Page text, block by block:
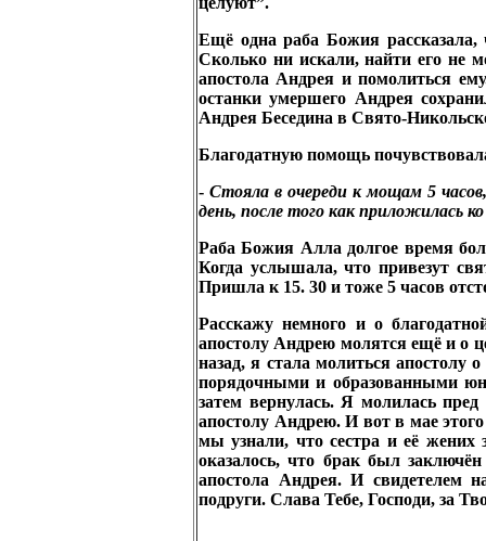
Ещё одна раба Божия рассказала,
Сколько ни искали, найти его не
апостола Андрея и помолиться
останки умершего Андрея
Андрея Беседина в Свято-
Благодатную помощь
- Стояла в очереди к мощам 5
день, после того как приложилась
Раба Божия Алла долгое время
Когда услышала, что привезут
Пришла к 15. 30 и тоже 5 часов
Расскажу немного и о
апостолу Андрею молятся ещё и о
назад, я стала молиться апостолу
порядочными и образованными
затем вернулась. Я молилась
апостолу Андрею. И вот в мае
мы узнали, что сестра и её жених
оказалось, что брак был
апостола Андрея. И свидетелем
подруги. Слава Тебе, Господи, за